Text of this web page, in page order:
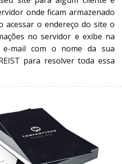
onde ficam armazenado
acessar o endereço do site o
no servidor e exibe na
mail com o nome da sua
para resolver toda essa